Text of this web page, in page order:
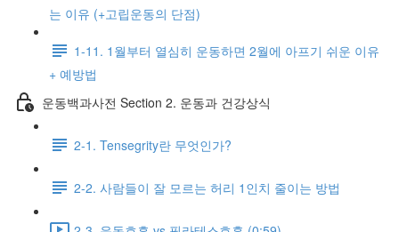
는 이유 (+고립운동의 단점)
1-11. 1월부터 열심히 운동하면 2월에 아프기 쉬운 이유
+ 예방법
운동백과사전 Section 2. 운동과 건강상식
2-1. Tensegrity란 무엇인가?
2-2. 사람들이 잘 모르는 허리 1인치 줄이는 방법